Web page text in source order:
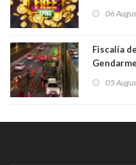
06
Fiscalía
05